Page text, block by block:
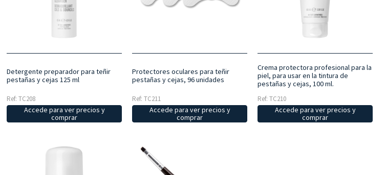
Detergente preparador para teñir
pestañas y cejas 125 ml
Ref: TC208
Accede para ver precios y
comprar
Protectores oculares para teñir
pestañas y cejas, 96 unidades
Ref: TC211
Accede para ver precios y
comprar
Crema protectora profesional para la
piel, para usar en la tintura de
pestañas y cejas, 100 ml.
Ref: TC210
Accede para ver precios y
comprar